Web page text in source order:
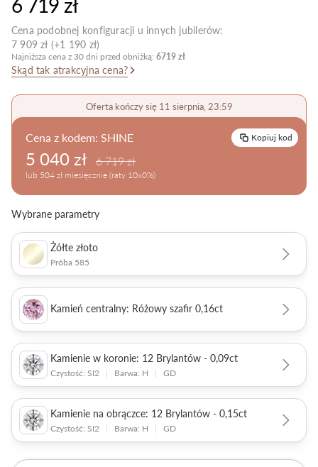
Cena podobnej konfiguracji u innych jubilerów:
7 909 zł (+1 190 zł)
Najniższa cena z 30 dni przed obniżką: 6719 zł
Skąd tak atrakcyjna cena?
Oferta kończy się 11 sierpnia, 23:59
Cena z kodem: SHINE Kopiuj kod
5 040 zł 6 719 zł
lub 504 zł miesięcznie (raty 10x0%)
Wybrane parametry
Żółte złoto
Próba 585
Kamień centralny: Różowy szafir 0,16ct
Kamienie w koronie: 12 Brylantów - 0,09ct
Czystość: SI2 | Barwa: H | GD
Kamienie na obrączce: 12 Brylantów - 0,15ct
Czystość: SI2 | Barwa: H | GD